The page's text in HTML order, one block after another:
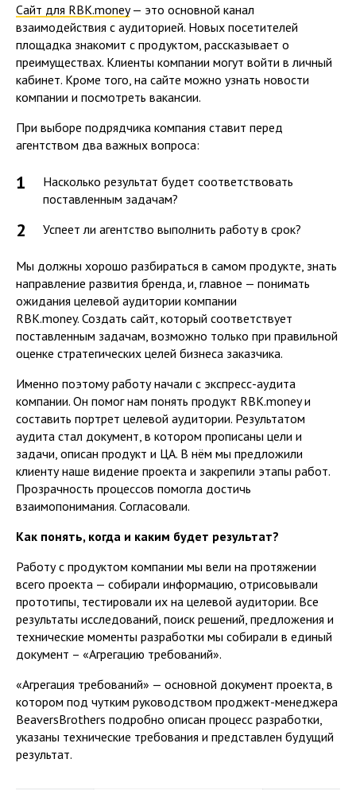
Сайт для RBK.money— это основной канал
взаимодействия с аудиторией. Новых посетителей
площадка знакомит с продуктом, рассказывает о
преимуществах. Клиенты компании могут войти в личный
кабинет. Кроме того, на сайте можно узнать новости
компании и посмотреть вакансии.
При выборе подрядчика компания ставит перед
агентством два важных вопроса:
Насколько результат будет соответствовать
поставленным задачам?
Успеет ли агентство выполнить работу в срок?
Мы должны хорошо разбираться в самом продукте, знать
направление развития бренда, и, главное — понимать
ожидания целевой аудитории компании
RBK.money. Создать сайт, который соответствует
поставленным задачам, возможно только при правильной
оценке стратегических целей бизнеса заказчика.
Именно поэтому работу начали с экспресс-аудита
компании. Он помог нам понять продукт RBK.money и
составить портрет целевой аудитории. Результатом
аудита стал документ, в котором прописаны цели и
задачи, описан продукт и ЦА. В нём мы предложили
клиенту наше видение проекта и закрепили этапы работ.
Прозрачность процессов помогла достичь
взаимопонимания. Согласовали.
Как понять, когда и каким будет результат?
Работу с продуктом компании мы вели на протяжении
всего проекта — собирали информацию, отрисовывали
прототипы, тестировали их на целевой аудитории. Все
результаты исследований, поиск решений, предложения и
технические моменты разработки мы собирали в единый
документ – «Агрегацию требований».
«Агрегация требований» — основной документ проекта, в
котором под чутким руководством проджект-менеджера
BeaversBrothers подробно описан процесс разработки,
указаны технические требования и представлен будущий
результат.